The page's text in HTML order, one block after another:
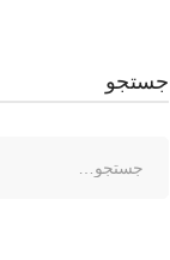
جستجو